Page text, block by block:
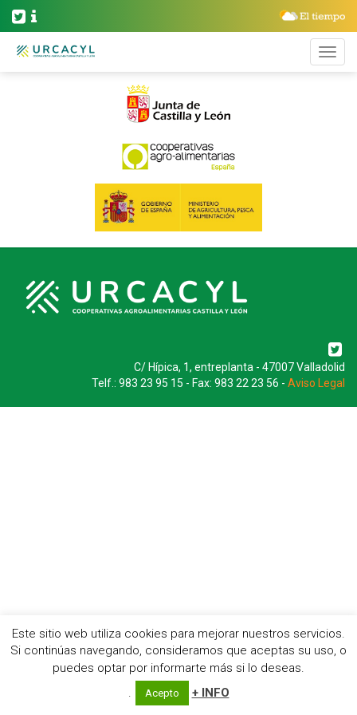
BLOG ARCHIVES
C/ Hípica, 1, entreplanta - 47007 Valladolid
Telf.: 983 23 95 15 - Fax: 983 22 23 56 - Aviso Legal
Este sitio web utiliza cookies para mejorar nuestros servicios.
Si continúas navegando, consideramos que aceptas su uso, o
puedes optar por informarte más si lo deseas.
.
Acepto + INFO